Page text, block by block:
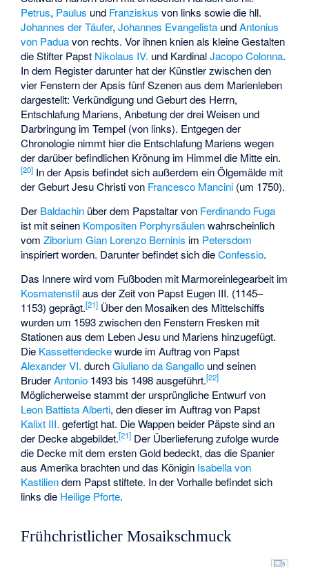
Petrus, Paulus und Franziskus von links sowie die hll.
Johannes der Täufer,Johannes Evangelista undAntonius
von Paduavon rechts. Vor ihnen knien als kleine Gestalten
die Stifter Papst Nikolaus IV. und KardinalJacopo Colonna.
In dem Register darunter hat der Künstler zwischen den
vier Fenstern der Apsis fünf Szenen aus dem Marienleben
dargestellt: Verkündigung und Geburt des Herrn,
Entschlafung Mariens, Anbetung der drei Weisen und
Darbringung im Tempel (von links). Entgegen der
Chronologie nimmt hier die Entschlafung Mariens wegen
der darüber befindlichen Krönung im Himmel die Mitte ein.
[20] In der Apsis befindet sich außerdem ein Ölgemälde mit
der Geburt Jesu Christi von Francesco Mancini (um 1750).
Der Baldachin über dem Papstaltar von Ferdinando Fuga
ist mit seinen Kompositen Porphyrsäulenwahrscheinlich
vomZiborium Gian Lorenzo Berninis im Petersdom
inspiriert worden. Darunter befindet sich dieConfessio.
Das Innere wird vom Fußboden mit Marmoreinlegearbeit im
Kosmatenstilaus der Zeit von Papst Eugen III. (1145–
1153) geprägt.[21] Über den Mosaiken des Mittelschiffs
wurden um 1593 zwischen den Fenstern Fresken mit
Stationen aus dem Leben Jesu und Mariens hinzugefügt.
Die Kassettendeckewurde im Auftrag von Papst
Alexander VI. durchGiuliano da Sangallo und seinen
BruderAntonio 1493 bis 1498 ausgeführt.[22]
Möglicherweise stammt der ursprüngliche Entwurf von
Leon Battista Alberti, den dieser im Auftrag von Papst
Kalixt III. gefertigt hat. Die Wappen beider Päpste sind an
der Decke abgebildet.[21] Der Überlieferung zufolge wurde
die Decke mit dem ersten Gold bedeckt, das die Spanier
aus Amerika brachten und das Königin Isabella von
Kastiliendem Papst stiftete. In der Vorhalle befindet sich
links die Heilige Pforte.
Frühchristlicher Mosaikschmuck